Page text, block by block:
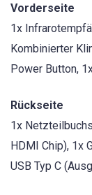
Vorderseite
1x
Kombinierter
Power Button,
Rückseite
1x
HDMI Chip), 1x
USB Typ C